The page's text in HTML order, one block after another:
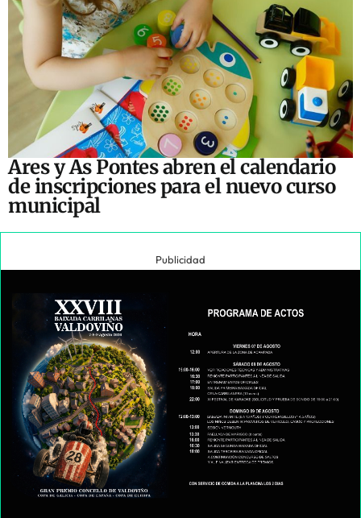
Ares y As Pontes abren el calendario
de inscripciones para el nuevo curso
municipal
Publicidad